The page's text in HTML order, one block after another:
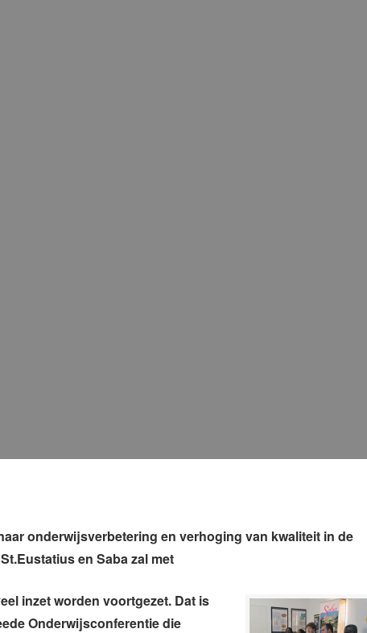
onderwijsverbetering en verhoging van kwaliteit in de
en Saba zal met
inzet worden voortgezet. Dat is
Onderwijsconferentie die